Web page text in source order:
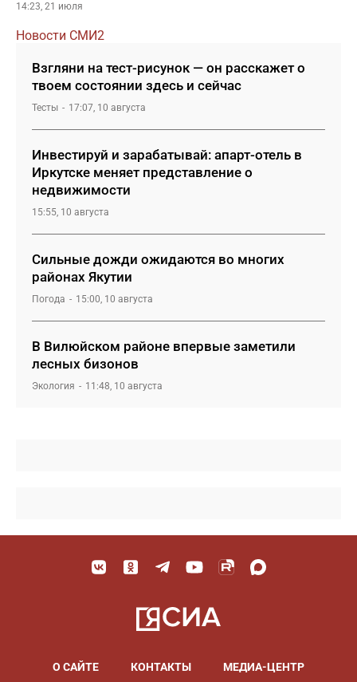
14:23, 21 июля
Новости СМИ2
Взгляни на тест-рисунок — он расскажет о
твоем состоянии здесь и сейчас
Тесты 17:07, 10 августа
Инвестируй и зарабатывай: апарт-отель в
Иркутске меняет представление о
недвижимости
15:55, 10 августа
Сильные дожди ожидаются во многих
районах Якутии
Погода 15:00, 10 августа
В Вилюйском районе впервые заметили
лесных бизонов
Экология 11:48, 10 августа
О САЙТЕ КОНТАКТЫ
МЕДИА-ЦЕНТР